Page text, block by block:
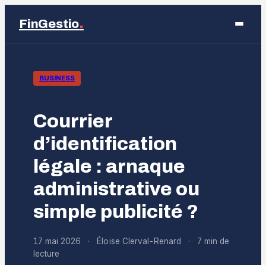
FinGestio.
Business
Finance
Marketing
BUSINESS
Courrier
d’identification
légale : arnaque
administrative ou
simple publicité ?
17 mai 2026 · Éloïse Clerval-Renard ·
7 min de
lecture